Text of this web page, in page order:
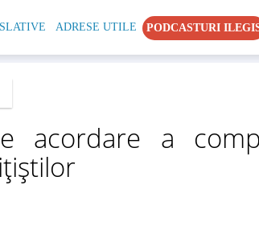
ADRESE UTILE PODCASTURI
acordare a